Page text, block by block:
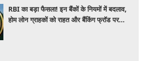
RBI का बड़ा फैसला! इन बैंकों के नियमों में बदलाव,
होम लोन ग्राहकों को राहत और बैंकिंग फ्रॉड पर